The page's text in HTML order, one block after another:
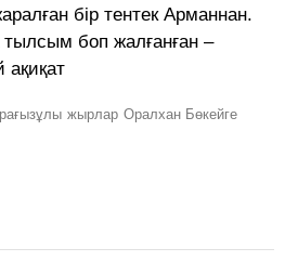
бір тентек Арманнан.
боп жалғанған –
ақиқат
жырлар Оралхан Бөкейге